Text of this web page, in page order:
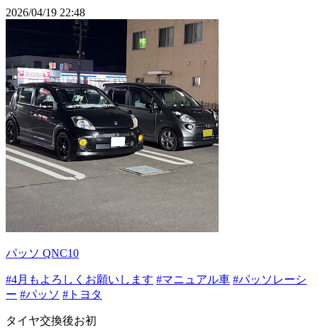
2026/04/19 22:48
パッソ QNC10
#4月もよろしくお願いします #マニュアル車 #パッソレーシ
ー #パッソ #トヨタ
タイヤ交換後お初